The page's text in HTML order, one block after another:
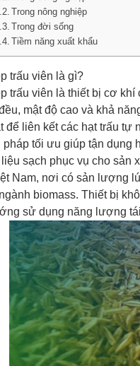
Trong nông nghiệp
Trong đời sống
Tiềm năng xuất khẩu
trấu viên là gì?
trấu viên là thiết bị cơ
mật độ cao và khả
để liên kết các hạt trấu
pháp tối ưu giúp tận dụng
sạch phục vụ cho sản
Nam, nơi có sản lượng
biomass. Thiết bị
sử dụng năng lượng